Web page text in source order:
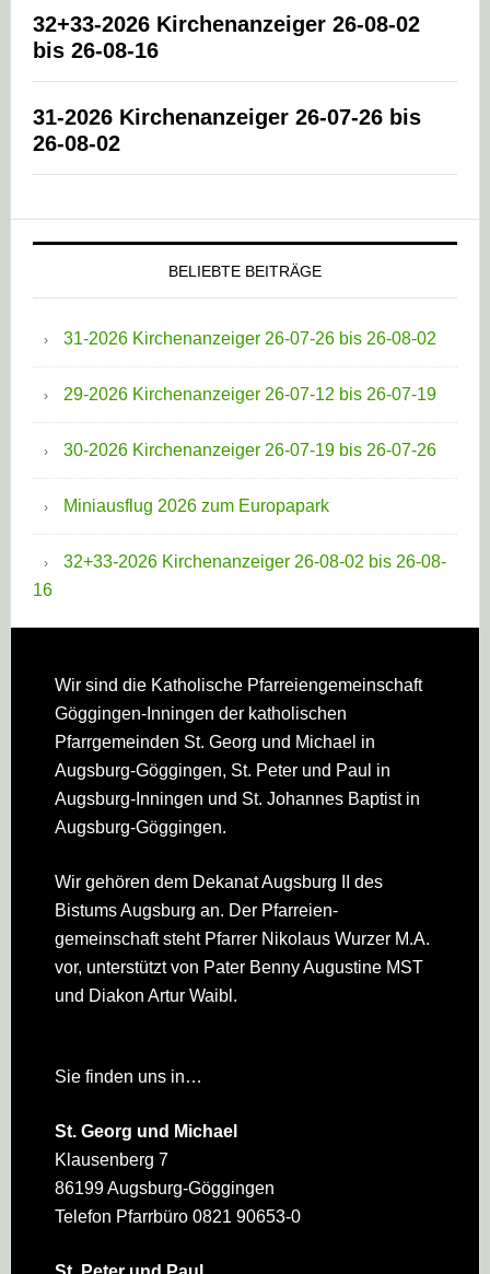
32+33-2026 Kirchenanzeiger 26-08-02
bis 26-08-16
31-2026 Kirchenanzeiger 26-07-26 bis
26-08-02
BELIEBTE BEITRÄGE
31-2026 Kirchenanzeiger 26-07-26 bis 26-08-02
29-2026 Kirchenanzeiger 26-07-12 bis 26-07-19
30-2026 Kirchenanzeiger 26-07-19 bis 26-07-26
Miniausflug 2026 zum Europapark
32+33-2026 Kirchenanzeiger 26-08-02 bis 26-08-
16
Footer
Wir sind die Katholische Pfarreien­gemeinschaft
Göggingen-Inningen der katholischen
Pfarrgemeinden St. Georg und Michael in
Augsburg-Göggingen, St. Peter und Paul in
Augsburg-Inningen und St. Johannes Baptist in
Augsburg-Göggingen.
Wir gehören dem Dekanat Augsburg II des
Bistums Augsburg an. Der Pfarreien­
gemeinschaft steht Pfarrer Nikolaus Wurzer M.A.
vor, unterstützt von Pater Benny Augustine MST
und Diakon Artur Waibl.
Sie finden uns in…
St. Georg und Michael
Klausenberg 7
86199 Augsburg-Göggingen
Telefon Pfarrbüro 0821 90653-0